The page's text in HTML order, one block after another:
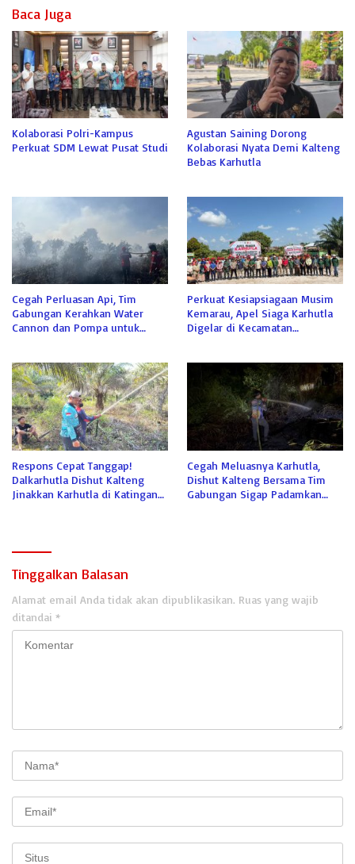
Baca Juga
Kolaborasi Polri-Kampus
Perkuat SDM Lewat Pusat Studi
Agustan Saining Dorong
Kolaborasi Nyata Demi Kalteng
Bebas Karhutla
Cegah Perluasan Api, Tim
Gabungan Kerahkan Water
Cannon dan Pompa untuk
Perkuat Kesiapsiagaan Musim
Kemarau, Apel Siaga Karhutla
Digelar di Kecamatan
Respons Cepat Tanggap!
Dalkarhutla Dishut Kalteng
Jinakkan Karhutla di Katingan
Cegah Meluasnya Karhutla,
Dishut Kalteng Bersama Tim
Gabungan Sigap Padamkan
Tinggalkan Balasan
Alamat email Anda tidak akan dipublikasikan. Ruas yang wajib
ditandai *